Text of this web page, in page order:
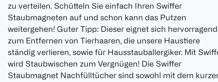
zu verteilen. Schütteln Sie einfach Ihren Swiffer
Staubmagneten auf und schon kann das Putzen
weitergehen! Guter Tipp: Dieser eignet sich hervorragend
zum Entfernen von Tierhaaren, die unsere Haustiere
ständig verlieren, sowie für Hausstauballergiker. Mit
wird Staubwischen zum Vergnügen! Die Swiffer
Staubmagnet Nachfülltücher sind sowohl mit dem